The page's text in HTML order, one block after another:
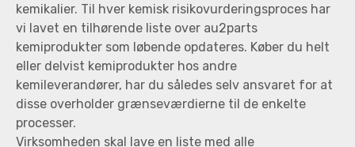
kemikalier. Til hver kemisk risikovurderingsproces har
vi lavet en tilhørende liste over au2parts
kemiprodukter som løbende opdateres. Køber du helt
eller delvist kemiprodukter hos andre
kemileverandører, har du således selv ansvaret for at
disse overholder grænseværdierne til de enkelte
processer.
Virksomheden skal lave en liste med alle